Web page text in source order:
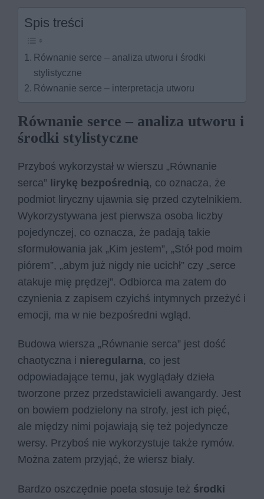
Spis treści
Równanie serce – analiza utworu i środki
stylistyczne
Równanie serce – interpretacja utworu
Równanie serce – analiza utworu i
środki stylistyczne
Przyboś wykorzystał w wierszu „Równanie
serca” lirykę bezpośrednią, co oznacza, że
podmiot liryczny ujawnia się przed czytelnikiem.
Wykorzystywana jest pierwsza osoba liczby
pojedynczej, co oznacza, że padają takie
sformułowania jak „Kim jestem”, „Stół pod moim
piórem”, „abym już nigdy nie ucichł” czy „serce
atakuje mię prędzej”. Odbiorca ma zatem do
czynienia z zapisem czyichś intymnych przeżyć i
emocji, ma w nie bezpośredni wgląd.
Budowa wiersza „Równanie serca” jest dość
chaotyczna i nieregularna, co jest
odpowiadające temu, jak wyglądały dzieła
tworzone przez przedstawicieli awangardy. Jest
on bowiem podzielony na strofy, jest ich pięć,
ale między nimi pojawiają się też pojedyncze
wersy. Przyboś nie wykorzystuje także rymów.
Można zatem przyjąć, że wiersz biały.
Bardzo oszczędnie poeta stosuje też środki